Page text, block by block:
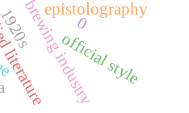
brewing industry
epistolography
0
official style